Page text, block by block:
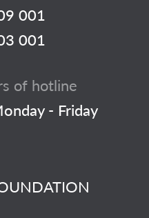
001
001
of hotline
- Friday